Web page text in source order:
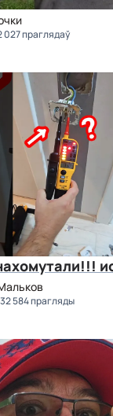
027 праглядаў
584 прагляды